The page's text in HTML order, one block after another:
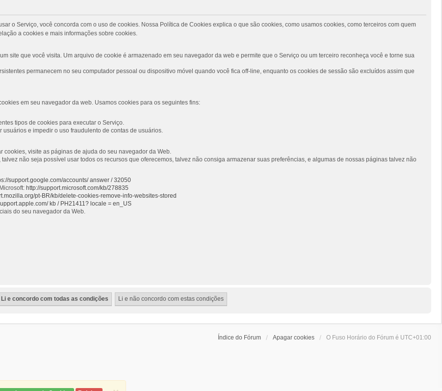
o Serviço, você concorda com o uso de cookies. Nossa Política de Cookies explica o que são cookies, como usamos cookies, como terceiros com quem
a cookies e mais informações sobre cookies.
site que você visita. Um arquivo de cookie é armazenado em seu navegador da web e permite que o Serviço ou um terceiro reconheça você e torne sua
permanecem no seu computador pessoal ou dispositivo móvel quando você fica off-line, enquanto os cookies de sessão são excluídos assim que
em seu navegador da web. Usamos cookies para os seguintes fins:
tipos de cookies para executar o Serviço.
e impedir o uso fraudulento de contas de usuários.
visite as páginas de ajuda do seu navegador da Web.
não seja possível usar todos os recursos que oferecemos, talvez não consiga armazenar suas preferências, e algumas de nossas páginas talvez não
support.google.com/accounts/ answer / 32050
http://support.microsoft.com/kb/278835
pt-BR/kb/delete-cookies-remove-info-websites-stored
kb / PH21411? locale = en_US
do seu navegador da Web.
Índice do Fórum Apagar cookies O Fuso Horário do Fórum é UTC+01:00